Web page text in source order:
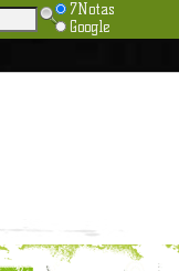
7Notas
Google